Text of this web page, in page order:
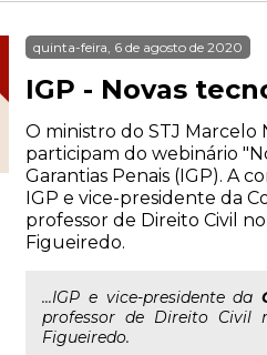
quinta-feira, 6 de agosto de 2020
IGP - Novas
O ministro do STJ Marcelo
participam do webinário
Garantias Penais (IGP). A
IGP e vice-presidente da
professor de Direito Civil
Figueiredo.
...IGP e vice-presidente da
professor de Direito Civil
Figueiredo.